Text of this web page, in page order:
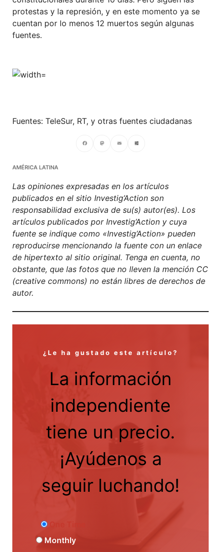
protestas y la represión, y en este momento ya se
cuentan por lo menos 12 muertos según algunas
fuentes.
Fuentes: TeleSur, RT, y otras fuentes ciudadanas
AMÉRICA LATINA
Las opiniones expresadas en los artículos
publicados en el sitio Investig’Action son
responsabilidad exclusiva de su(s) autor(es). Los
artículos publicados por Investig’Action y cuya
fuente se indique como «Investig’Action» pueden
reproducirse mencionando la fuente con un enlace
de hipertexto al sitio original. Tenga en cuenta, no
obstante, que las fotos que no lleven la mención CC
(creative commons) no están libres de derechos de
autor.
¿Le ha gustado este artículo?
La información
independiente
tiene un precio.
¡Ayúdenos a
seguir luchando!
Monthly